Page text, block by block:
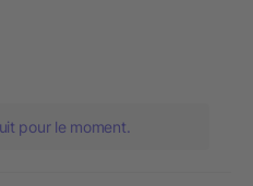
pour le moment.